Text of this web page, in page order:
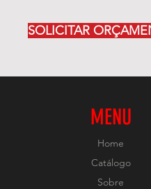
SOLICITAR
MENU
Home
Catálogo
Sobre